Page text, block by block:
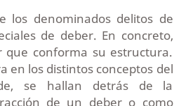
los denominados delitos de
de deber. En concreto,
que conforma su estructura.
en los distintos conceptos del
se hallan detrás de la
de un deber o como